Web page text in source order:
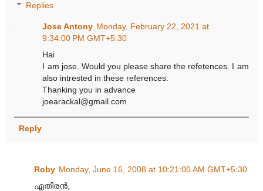
Replies
Jose Antony Monday, February 22, 2021 at
9:34:00 PM GMT+5:30
Hai
I am jose. Would you please share the refetences. I am
also intrested in these references.
Thanking you in advance
joearackal@gmail.com
Reply
Roby Monday, June 16, 2008 at 10:21:00 AM GMT+5:30
എതിരന്‍,